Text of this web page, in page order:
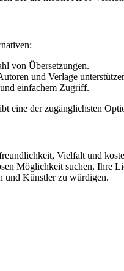
von Übersetzungen.
und Verlage
einfachem Zugriff.
eine der zugänglichsten
Vielfalt und
Möglichkeit suchen, Ihre
und Künstler zu würdigen.